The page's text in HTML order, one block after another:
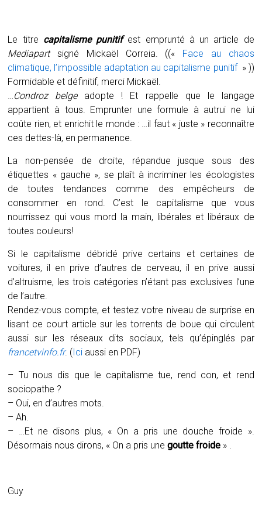
Le titre capitalisme punitifest emprunté à un article de
Mediapartsigné Mickaël Correia. ((« Face au chaos
climatique, l’impossible adaptation au capitalisme punitif » ))
Formidable et définitif, merci Mickaël.
…Condroz belgeadopte ! Et rappelle que le langage
appartient à tous. Emprunter une formule à autrui ne lui
coûte rien, et enrichit le monde : …il faut « juste » reconnaître
ces dettes-là, en permanence.
La non-pensée de droite, répandue jusque sous des
étiquettes « gauche », se plaît à incriminer les écologistes
de toutes tendances comme des empêcheurs de
consommer en rond. C’est le capitalisme que vous
nourrissez qui vous mord la main, libérales et libéraux de
toutes couleurs!
Si le capitalisme débridé prive certains et certaines de
voitures, il en prive d’autres de cerveau, il en prive aussi
d’altruisme, les trois catégories n’étant pas exclusives l’une
de l’autre.
Rendez-vous compte, et testez votre niveau de surprise en
lisant ce court article sur les torrents de boue qui circulent
aussi sur les réseaux dits sociaux, tels qu’épinglés par
francetvinfo.fr. (Ici aussi en PDF)
– Tu nous dis que le capitalisme tue, rend con, et rend
sociopathe ?
– Oui, en d’autres mots.
– Ah.
– …Et ne disons plus, « On a pris une douche froide ».
Désormais nous dirons, « On a pris unegoutte froide » .
Guy